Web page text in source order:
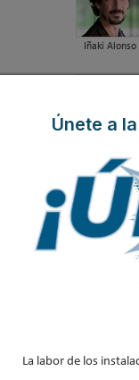
Iñaki Alonso
Javier
Gaspar
Únete a
La labor de los